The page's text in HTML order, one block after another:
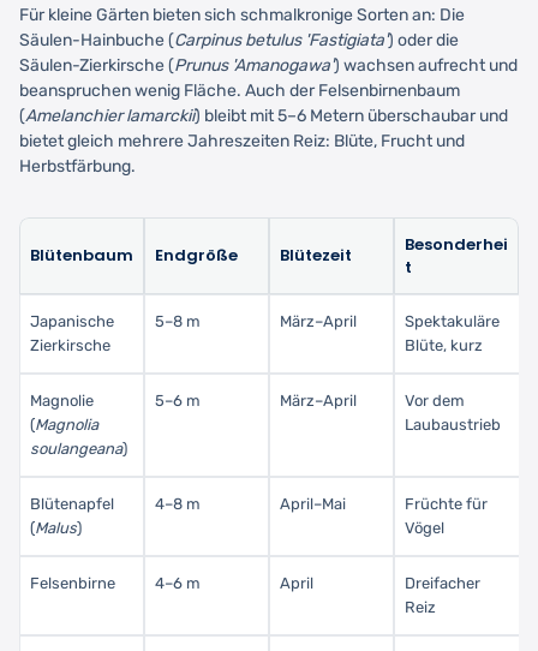
Für kleine Gärten bieten sich schmalkronige Sorten an: Die
Säulen-Hainbuche (Carpinus betulus 'Fastigiata') oder die
Säulen-Zierkirsche (Prunus 'Amanogawa') wachsen aufrecht und
beanspruchen wenig Fläche. Auch der Felsenbirnenbaum
(Amelanchier lamarckii) bleibt mit 5–6 Metern überschaubar und
bietet gleich mehrere Jahreszeiten Reiz: Blüte, Frucht und
Herbstfärbung.
Blütenbaum Endgröße Blütezeit
Besonderhei
t
Japanische
Zierkirsche
5–8 m März–April
Spektakuläre
Blüte, kurz
Magnolie
(Magnolia
soulangeana)
5–6 m März–April
Vor dem
Laubaustrieb
Blütenapfel
(Malus)
4–8 m April–Mai
Früchte für
Vögel
Felsenbirne 4–6 m April
Dreifacher
Reiz